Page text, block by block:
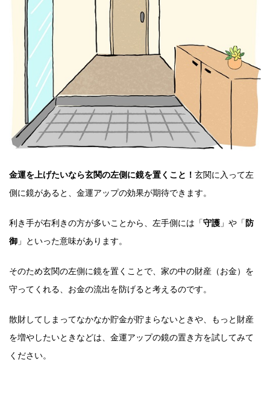
金運を上げたいなら玄関の左側に鏡を置くこと！ 玄関に入って左
側に鏡があると、金運アップの効果が期待できます。
利き手が右利きの方が多いことから、左手側には「守護 」や「 防
御 」といった意味があります。
そのため玄関の左側に鏡を置くことで、家の中の財産（お金）を
守ってくれる、お金の流出を防げると考えるのです。
散財してしまってなかなか貯金が貯まらないときや、もっと財産
を増やしたいときなどは、金運アップの鏡の置き方を試してみて
ください。